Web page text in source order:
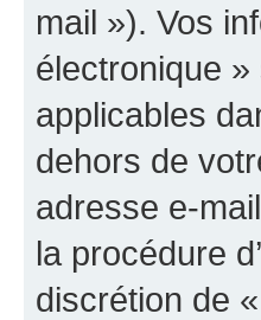
mail »). Vos
électronique
applicables
dehors de
adresse e-
la procédure
discrétion de